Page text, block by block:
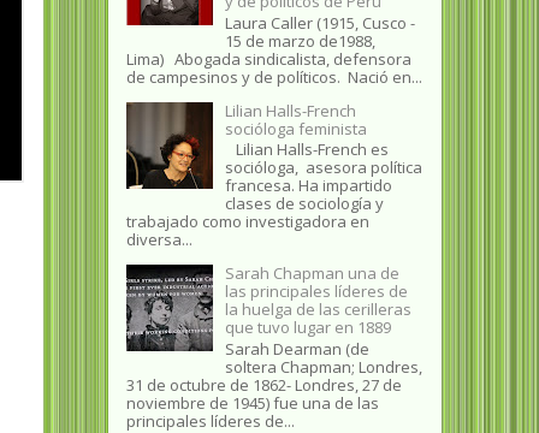
Laura Caller (1915, Cusco -
15 de marzo de1988,
Lima) Abogada sindicalista, defensora
de campesinos y de políticos. Nació en...
Lilian Halls-French
socióloga feminista
Lilian Halls-French es
socióloga, asesora política
francesa. Ha impartido
clases de sociología y
trabajado como investigadora en
diversa...
Sarah Chapman una de
las principales líderes de
la huelga de las cerilleras
que tuvo lugar en 1889
Sarah Dearman (de
soltera Chapman; Londres,
31 de octubre de 1862​- Londres, 27 de
noviembre de 1945)​ fue una de las
principales líderes de...